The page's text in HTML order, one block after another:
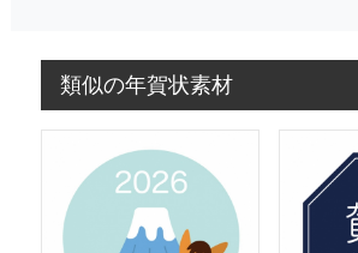
類似の年賀状素材